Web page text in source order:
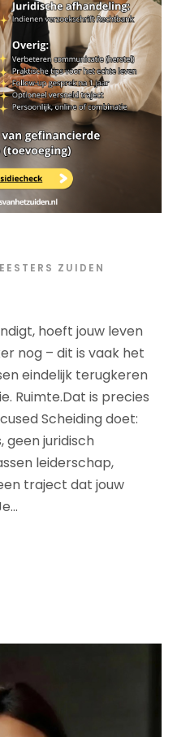
ZUIDEN
hoeft jouw leven
nog – dit is vaak het
eindelijk terugkeren
Ruimte.Dat is precies
Scheiding doet:
geen juridisch
leiderschap,
traject dat jouw